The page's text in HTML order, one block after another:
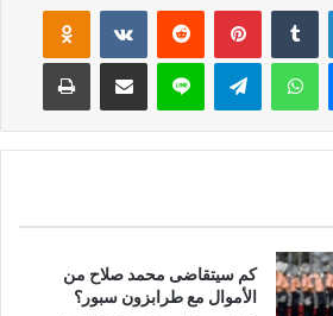
لينكدإن بينتيريست
واتساب لاين
كم سيتقاضى محمد صلاح من
الأموال مع طرابزون سبور؟